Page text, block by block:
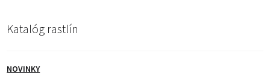
Katalóg rastlín
NOVINKY